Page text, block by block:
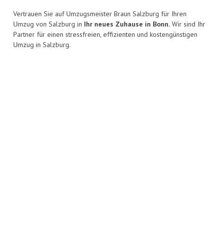
Vertrauen Sie auf Umzugsmeister Braun Salzburg für Ihren
Umzug von Salzburg in Ihr neues Zuhause in Bonn. Wir sind Ihr
Partner für einen stressfreien, effizienten und kostengünstigen
Umzug in Salzburg.